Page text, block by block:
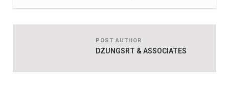
POST AUTHOR
DZUNGSRT & ASSOCIATES